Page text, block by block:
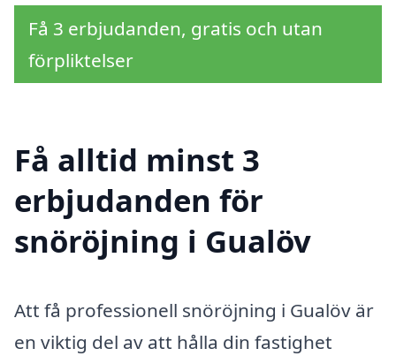
Få 3 erbjudanden, gratis och utan
förpliktelser
Få alltid minst 3
erbjudanden för
snöröjning i Gualöv
Att få professionell snöröjning i Gualöv är
en viktig del av att hålla din fastighet